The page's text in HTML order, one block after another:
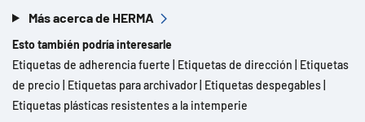
Más acerca de HERMA
Esto también podría interesarle
Etiquetas de adherencia fuerte
Etiquetas de dirección
Etiquetas
de precio
Etiquetas para archivador Etiquetas despegables
Etiquetas plásticas resistentes a la intemperie